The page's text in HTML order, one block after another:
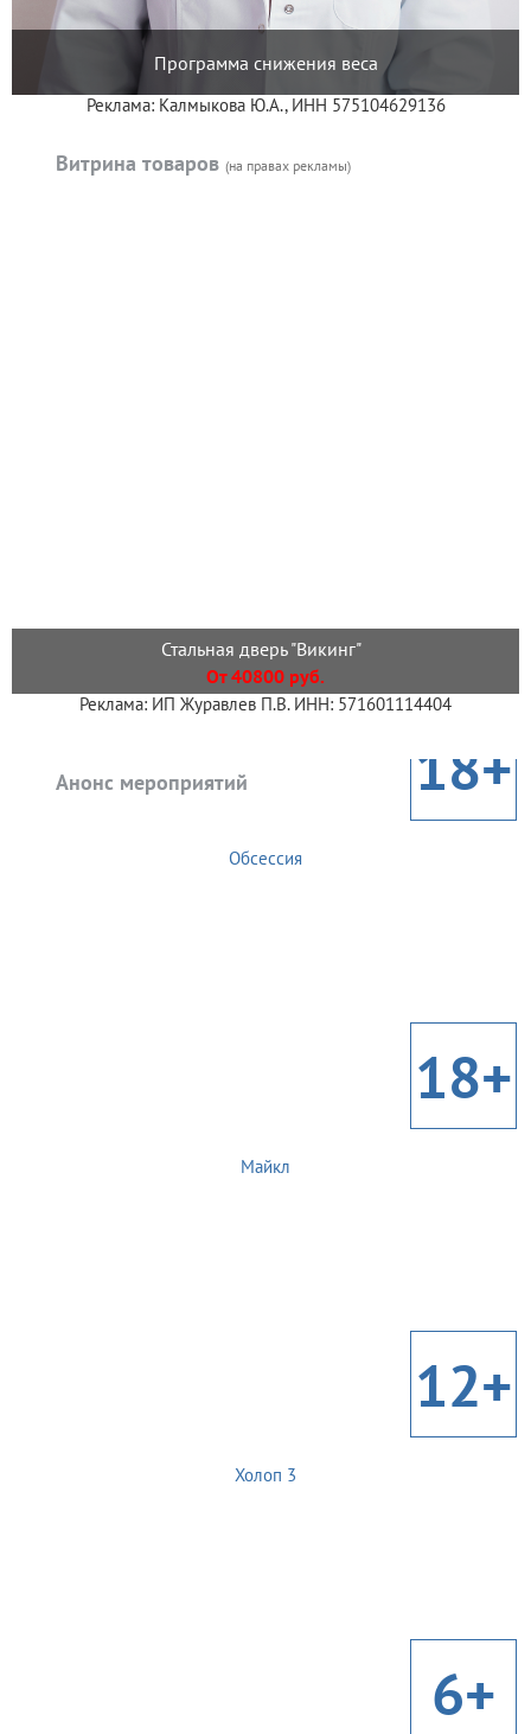
Программа снижения веса
Реклама: Калмыкова Ю.А., ИНН 575104629136
Витрина товаров (на правах рекламы)
Стальная дверь "Викинг"
От 40800 руб.
Реклама: ИП Журавлев П.В. ИНН: 571601114404
Анонс мероприятий 18+
Обсессия
18+
Майкл
12+
Холоп 3
6+